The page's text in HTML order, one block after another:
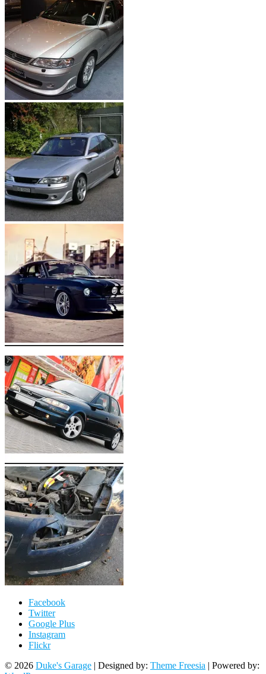
Facebook
Twitter
Google Plus
Instagram
Flickr
© 2026 Duke's Garage | Designed by: Theme Freesia | Powered by: